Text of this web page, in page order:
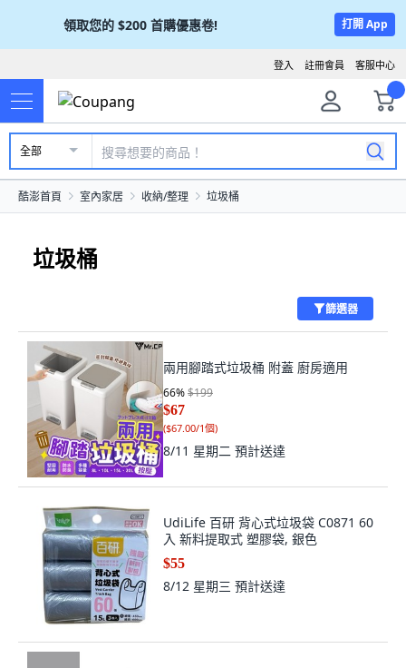
領取您的 $200 首購優惠卷! 打開 App
客服中心
註冊會員
登入
全部
酷澎首頁 室內家居 收納/整理 垃圾桶
垃圾桶
篩選器
兩用腳踏式垃圾桶 附蓋 廚房適用
66%$199
$67
($67.00/1個)
8/11 星期二 預計送達
UdiLife 百研 背心式垃圾袋 C0871 60
入 新料提取式 塑膠袋, 銀色
$55
8/12 星期三 預計送達